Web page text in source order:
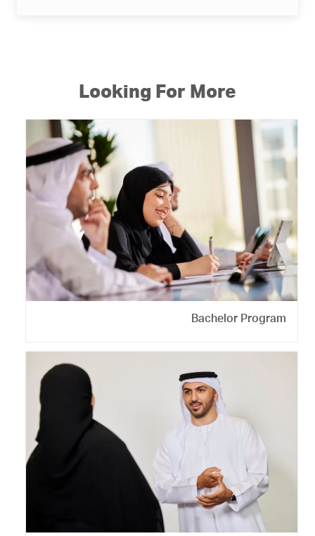
Looking For More
Bachelor Program